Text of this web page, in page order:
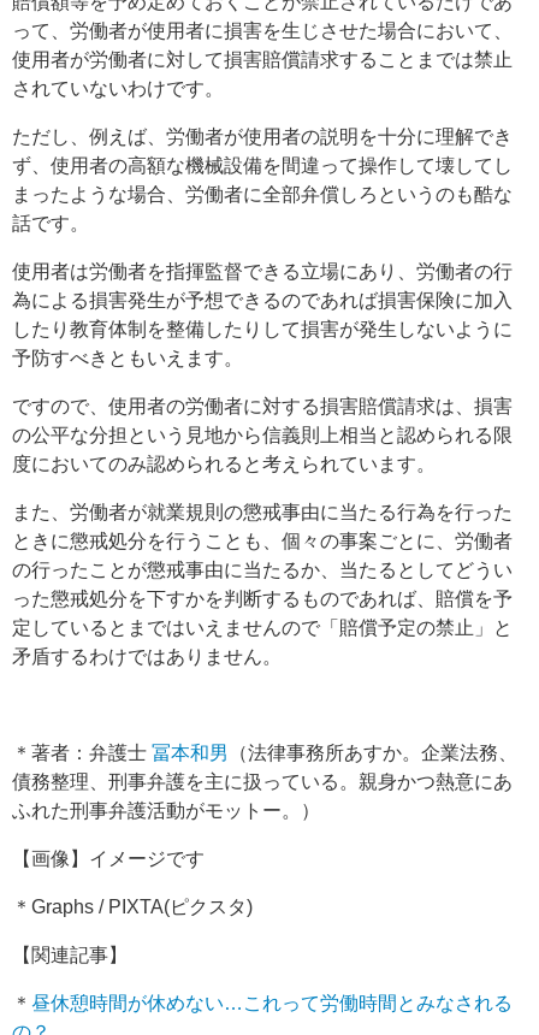
って、労働者が使用者に損害を生じさせた場合において、
使用者が労働者に対して損害賠償請求することまでは禁止
されていないわけです。
ただし、例えば、労働者が使用者の説明を十分に理解でき
ず、使用者の高額な機械設備を間違って操作して壊してし
まったような場合、労働者に全部弁償しろというのも酷な
話です。
使用者は労働者を指揮監督できる立場にあり、労働者の行
為による損害発生が予想できるのであれば損害保険に加入
したり教育体制を整備したりして損害が発生しないように
予防すべきともいえます。
ですので、使用者の労働者に対する損害賠償請求は、損害
の公平な分担という見地から信義則上相当と認められる限
度においてのみ認められると考えられています。
また、労働者が就業規則の懲戒事由に当たる行為を行った
ときに懲戒処分を行うことも、個々の事案ごとに、労働者
の行ったことが懲戒事由に当たるか、当たるとしてどうい
った懲戒処分を下すかを判断するものであれば、賠償を予
定しているとまではいえませんので「賠償予定の禁止」と
矛盾するわけではありません。
＊著者：弁護士 冨本和男
（法律事務所あすか。企業法務、
債務整理、刑事弁護を主に扱っている。親身かつ熱意にあ
ふれた刑事弁護活動がモットー。）
【画像】イメージです
＊Graphs / PIXTA(ピクスタ)
【関連記事】
＊ 昼休憩時間が休めない…これって労働時間とみなされる